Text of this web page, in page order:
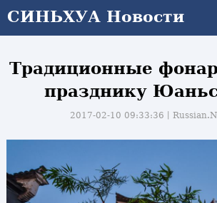
СИНЬХУА Новости
Традиционные
празднику
2017-02-10 09:33:36丨